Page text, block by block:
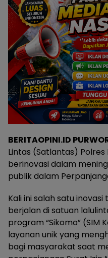
BERITAOPINI.ID
Lintas (Satlantas)
berinovasi dalam
publik dalam
Kali ini salah satu
berjalan di satuan
program “Sikomo” (SIM
layanan unik yang
bagi masyarakat saat